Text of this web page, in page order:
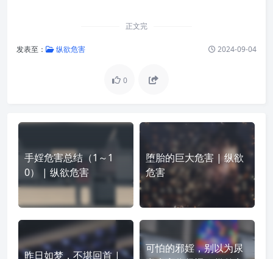
正文完
发表至： 纵欲危害 2024-09-04
0
手婬危害总结（1～1
0） | 纵欲危害
堕胎的巨大危害 | 纵欲
危害
昨日如梦，不堪回首 |
可怕的邪婬，别以为尿